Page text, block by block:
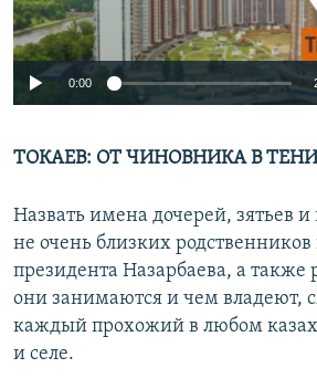
720p 1080p
0:00
ТОКАЕВ: ОТ ЧИНОВНИКА В
Назвать имена дочерей, зятьев
не очень близких родственников
президента Назарбаева, а также
они занимаются и чем владеют,
каждый прохожий в любом
и селе.